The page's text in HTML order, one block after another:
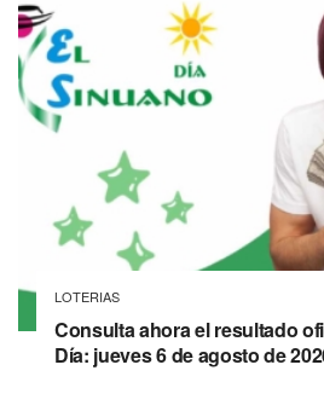
LOTERIAS
Consulta ahora el resultado
Día: jueves 6 de agosto de